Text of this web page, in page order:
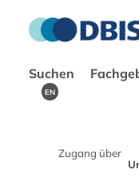
Suchen
EN
Zugang über